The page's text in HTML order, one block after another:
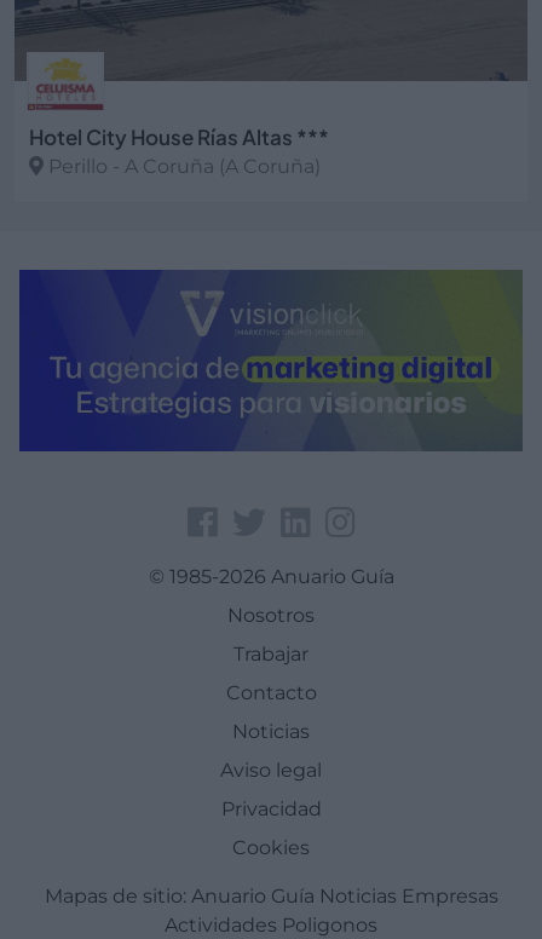
Hotel City House Rías Altas ***
Perillo - A Coruña (A Coruña)
© 1985-2026 Anuario Guía
Nosotros
Trabajar
Contacto
Noticias
Aviso legal
Privacidad
Cookies
Mapas de sitio: Anuario Guía Noticias Empresas
Actividades Poligonos